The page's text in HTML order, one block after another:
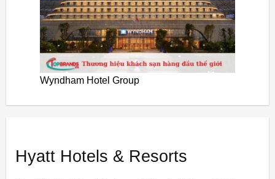
Wyndham Hotel Group
Hyatt Hotels & Resorts